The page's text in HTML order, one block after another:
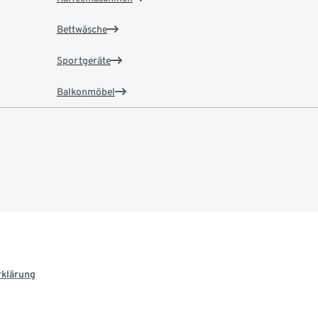
Bettwäsche
Sportgeräte
Balkonmöbel